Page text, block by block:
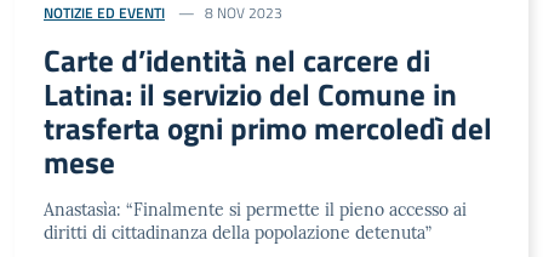
NOTIZIE ED EVENTI 8 NOV 2023
Carte d’identità nel carcere di
Latina: il servizio del Comune in
trasferta ogni primo mercoledì del
mese
Anastasìa: “Finalmente si permette il pieno accesso ai
diritti di cittadinanza della popolazione detenuta”